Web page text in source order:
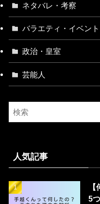
ネタバレ・考察
バラエティ・イベント
政治・皇室
芸能人
人気記事
5